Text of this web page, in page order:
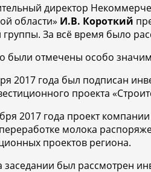
директор
области» И.В. Короткий
За всё время было
были отмечены особо
2017 года был подписан
проекта
2017 года проект
молока
проектов региона.
заседании был рассмотрен